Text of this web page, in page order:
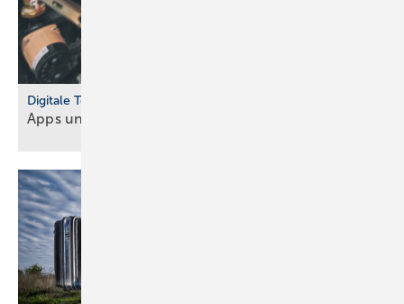
Digitale Tools
Apps und Soft­ware für Hand­werker und